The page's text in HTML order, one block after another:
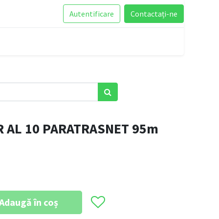
Autentificare Contactați-ne
AL 10 PARATRASNET 95m
în coș